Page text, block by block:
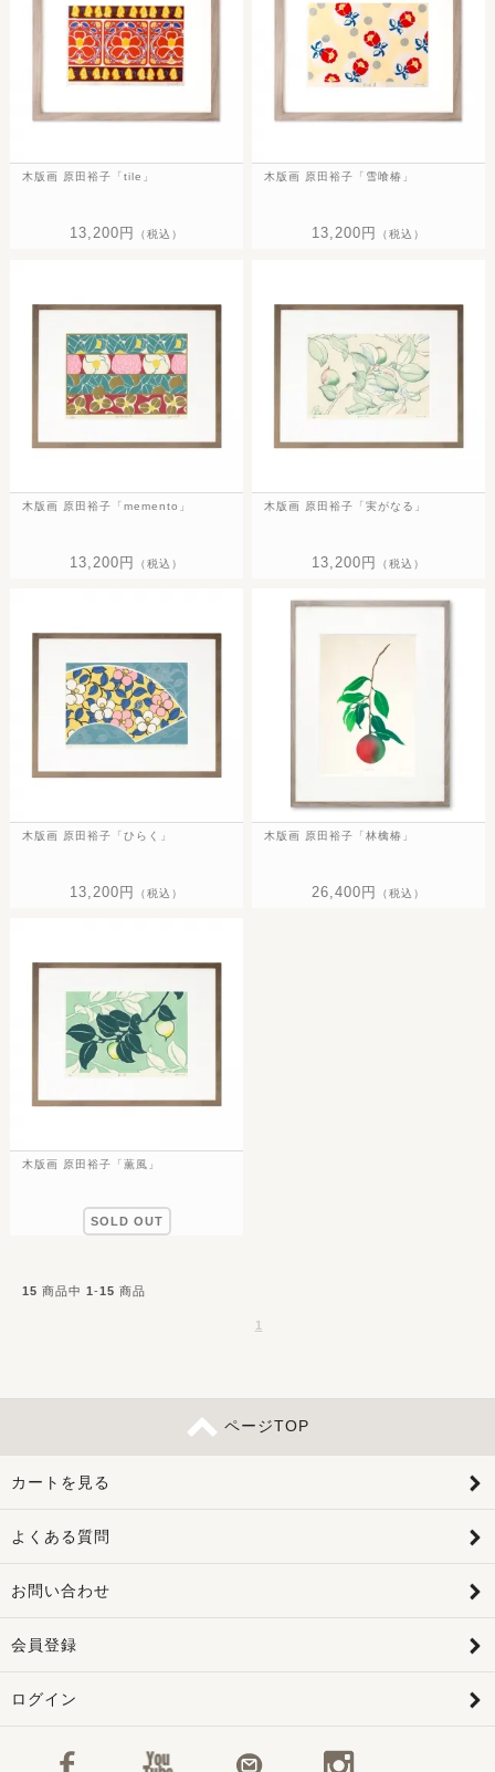
木版画 原田裕子「tile」
13,200円 （税込）
木版画 原田裕子「雪喰椿」
13,200円 （税込）
木版画 原田裕子「memento」
13,200円 （税込）
木版画 原田裕子「実がなる」
13,200円 （税込）
木版画 原田裕子「ひらく」
13,200円 （税込）
木版画 原田裕子「林檎椿」
26,400円 （税込）
木版画 原田裕子「薫風」
SOLD OUT
15 商品中 1-15 商品
1
ページTOP
カートを見る
よくある質問
お問い合わせ
会員登録
ログイン